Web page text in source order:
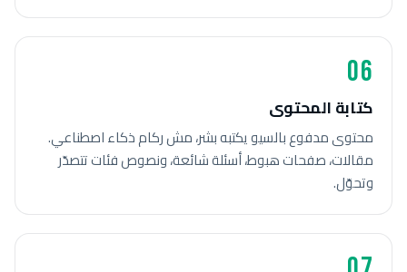
06
كتابة المحتوى
محتوى مدفوع بالسيو يكتبه بشر، مش ركام ذكاء اصطناعي.
مقالات، صفحات هبوط، أسئلة شائعة، ونصوص فئات تتصدّر
وتحوّل.